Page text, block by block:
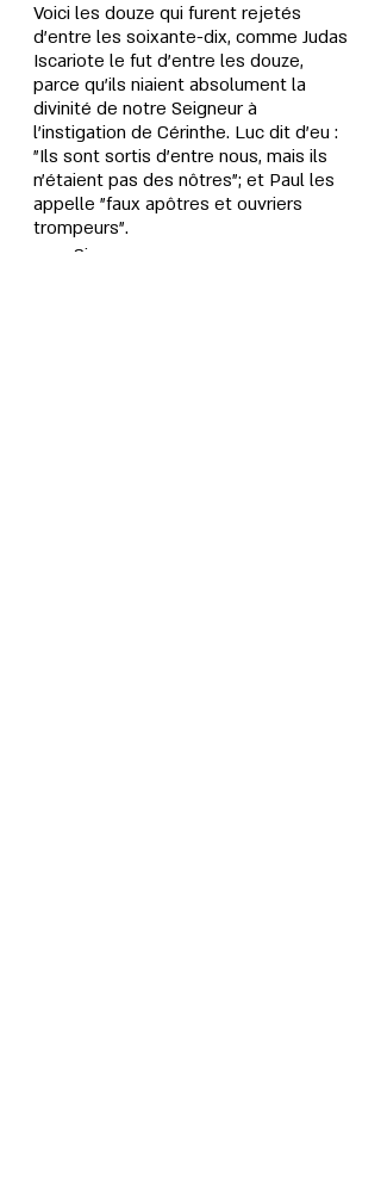
Voici les douze qui furent rejetés
d'entre les soixante-dix, comme Judas
Iscariote le fut d'entre les douze,
parce qu'ils niaient absolument la
divinité de notre Seigneur à
l'instigation de Cérinthe. Luc dit d'eu :
"Ils sont sortis d'entre nous, mais ils
n'étaient pas des nôtres"; et Paul les
appelle "faux apôtres et ouvriers
trompeurs".
Simon;